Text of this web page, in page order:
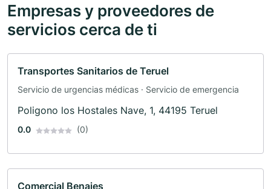
Empresas y proveedores de
servicios cerca de ti
Transportes Sanitarios de Teruel
Servicio de urgencias médicas · Servicio de emergencia
Poligono los Hostales Nave, 1, 44195 Teruel
0.0 (0)
Comercial Benajes